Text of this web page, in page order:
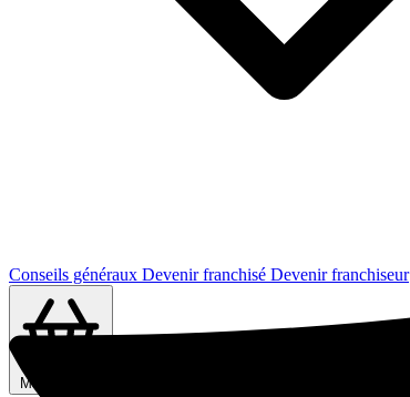
Conseils généraux Devenir franchisé Devenir franchiseur
Ma sélection